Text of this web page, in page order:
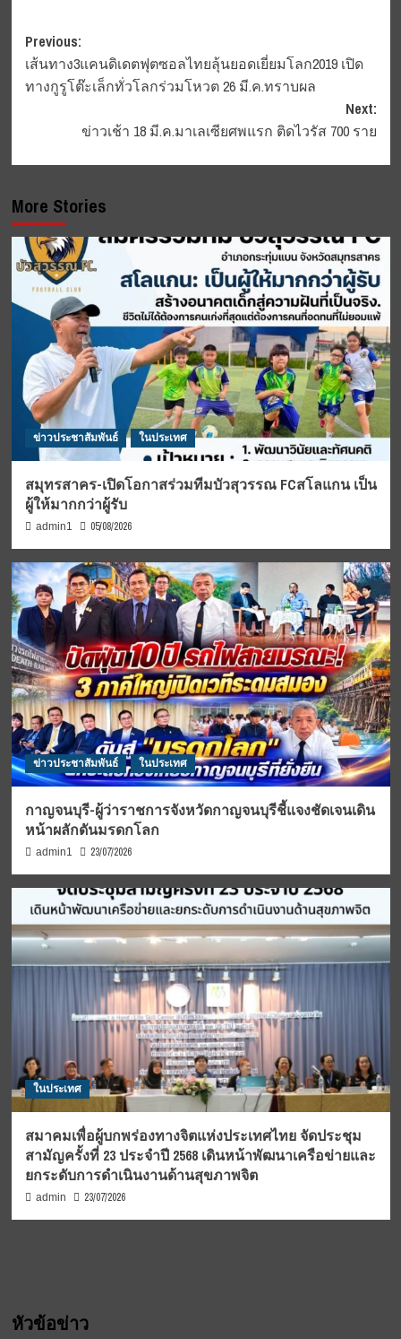
Post
navigation
Previous:
เส้นทาง3แคนดิเดตฟุตซอลไทยลุ้นยอดเยี่ยมโลก2019 เปิด
ทางกูรูโต๊ะเล็กทั่วโลกร่วมโหวต 26 มี.ค.ทราบผล
Next:
ข่าวเช้า 18 มี.ค.มาเลเซียศพแรก ติดไวรัส 700 ราย
More Stories
ข่าวประชาสัมพันธ์ ในประเทศ
สมุทรสาคร-เปิดโอกาสร่วมทีมบัวสุวรรณ FCสโลแกน เป็น
ผู้ให้มากกว่าผู้รับ
admin1 05/08/2026
ข่าวประชาสัมพันธ์ ในประเทศ
กาญจนบุรี-ผู้ว่าราชการจังหวัดกาญจนบุรีชี้แจงชัดเจนเดิน
หน้าผลักดันมรดกโลก
admin1 23/07/2026
ในประเทศ
สมาคมเพื่อผู้บกพร่องทางจิตแห่งประเทศไทย จัดประชุม
สามัญครั้งที่ 23 ประจำปี 2568 เดินหน้าพัฒนาเครือข่ายและ
ยกระดับการดำเนินงานด้านสุขภาพจิต
admin 23/07/2026
หัวข้อข่าว